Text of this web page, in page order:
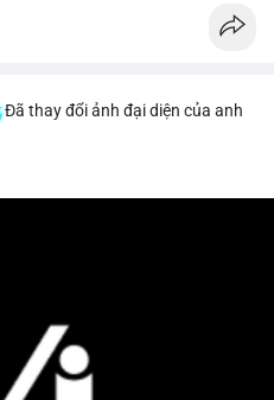
Đã thay đổi ảnh đại diện của anh